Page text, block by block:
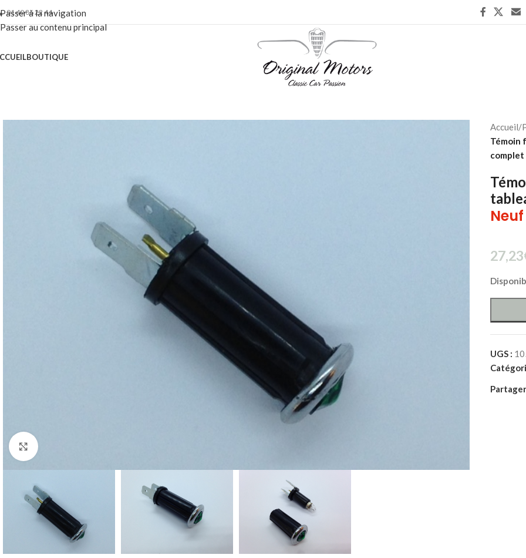
Passer à la navigation
Passer au contenu principal
01 40 86 22 44
BOUTIQUE
Accueil/
Témoin
complet
Neuf
27,23
UGS :